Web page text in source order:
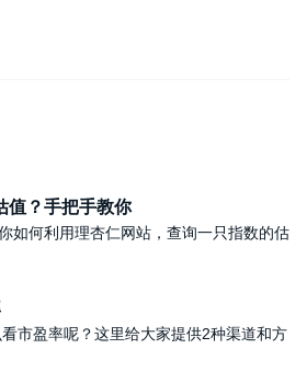
值？手把手教你
如何利用理杏仁网站，查询一只指数的估
市盈率呢？这里给大家提供2种渠道和方